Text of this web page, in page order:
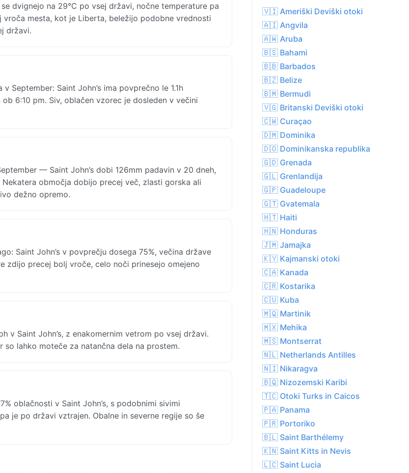
dvignejo na 29°C po vsej državi, nočne temperature pa
mesta, kot je Liberta, beležijo podobne vrednosti
državi.
September: Saint John’s ima povprečno le 1.1h
6:10 pm. Siv, oblačen vzorec je dosleden v večini
— Saint John’s dobi 126mm padavin v 20 dneh,
območja dobijo precej več, zlasti gorska ali
dežno opremo.
Saint John’s v povprečju dosega 75%, večina države
zdijo precej bolj vroče, celo noči prinesejo omejeno
v Saint John’s, z enakomernim vetrom po vsej državi.
lahko moteče za natančna dela na prostem.
oblačnosti v Saint John’s, s podobnimi sivimi
je po državi vztrajen. Obalne in severne regije so še
🇻🇮 Ameriški Deviški otoki
🇦🇮 Angvila
🇦🇼 Aruba
🇧🇸 Bahami
🇧🇧 Barbados
🇧🇿 Belize
🇧🇲 Bermudi
🇻🇬 Britanski Deviški otoki
🇨🇼 Curaçao
🇩🇲 Dominika
🇩🇴 Dominikanska republika
🇬🇩 Grenada
🇬🇱 Grenlandija
🇬🇵 Guadeloupe
🇬🇹 Gvatemala
🇭🇹 Haiti
🇭🇳 Honduras
🇯🇲 Jamajka
🇰🇾 Kajmanski otoki
🇨🇦 Kanada
🇨🇷 Kostarika
🇨🇺 Kuba
🇲🇶 Martinik
🇲🇽 Mehika
🇲🇸 Montserrat
🇳🇱 Netherlands Antilles
🇳🇮 Nikaragva
🇧🇶 Nizozemski Karibi
🇹🇨 Otoki Turks in Caicos
🇵🇦 Panama
🇵🇷 Portoriko
🇧🇱 Saint Barthélemy
🇰🇳 Saint Kitts in Nevis
🇱🇨 Saint Lucia